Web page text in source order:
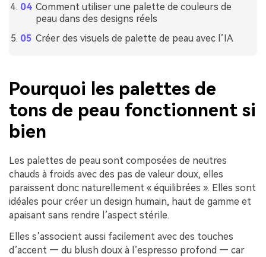
Comment utiliser une palette de couleurs de
peau dans des designs réels
Créer des visuels de palette de peau avec l’IA
Pourquoi les palettes de
tons de peau fonctionnent si
bien
Les palettes de peau sont composées de neutres
chauds à froids avec des pas de valeur doux, elles
paraissent donc naturellement « équilibrées ». Elles sont
idéales pour créer un design humain, haut de gamme et
apaisant sans rendre l’aspect stérile.
Elles s’associent aussi facilement avec des touches
d’accent — du blush doux à l’espresso profond — car